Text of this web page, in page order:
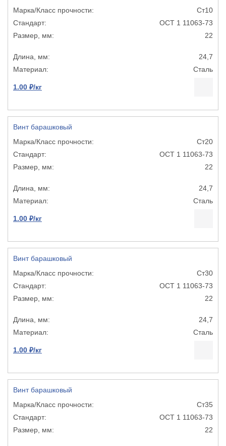
Ст10
ОСТ 1 11063-73
22
24,7
Сталь
1.00 ₽/кг
Винт барашковый
Ст20
ОСТ 1 11063-73
22
24,7
Сталь
1.00 ₽/кг
Винт барашковый
Ст30
ОСТ 1 11063-73
22
24,7
Сталь
1.00 ₽/кг
Винт барашковый
Ст35
ОСТ 1 11063-73
22